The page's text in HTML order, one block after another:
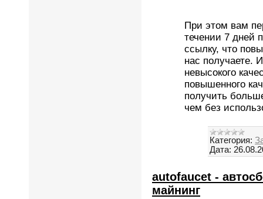
При этом вам
течении 7 дней
ссылку, что
нас получаете.
невысокого
повышенного
получить
чем без
Категория:
Дата:
autofaucet -
майнинг